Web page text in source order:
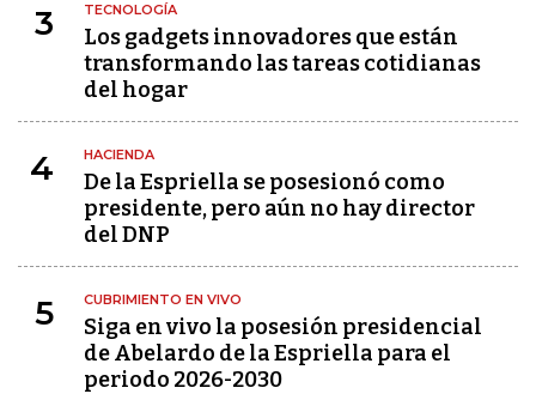
3 TECNOLOGÍA
Los gadgets innovadores que están
transformando las tareas cotidianas
del hogar
4 HACIENDA
De la Espriella se posesionó como
presidente, pero aún no hay director
del DNP
5 CUBRIMIENTO EN VIVO
Siga en vivo la posesión presidencial
de Abelardo de la Espriella para el
periodo 2026-2030